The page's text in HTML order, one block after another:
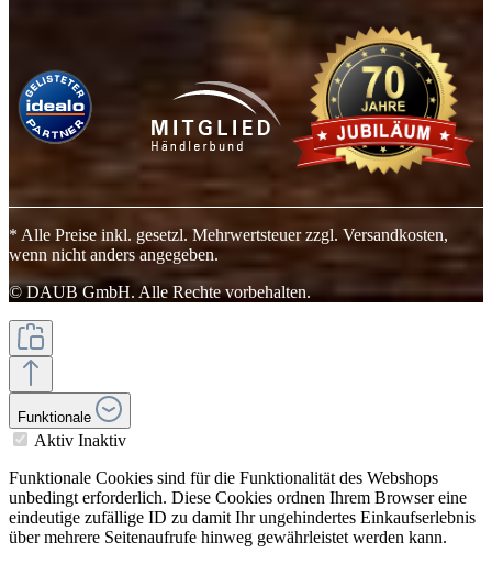
* Alle Preise inkl. gesetzl. Mehrwertsteuer zzgl. Versandkosten,
wenn nicht anders angegeben.
© DAUB GmbH. Alle Rechte vorbehalten.
Funktionale
Aktiv Inaktiv
Funktionale Cookies sind für die Funktionalität des Webshops
unbedingt erforderlich. Diese Cookies ordnen Ihrem Browser eine
eindeutige zufällige ID zu damit Ihr ungehindertes Einkaufserlebnis
über mehrere Seitenaufrufe hinweg gewährleistet werden kann.